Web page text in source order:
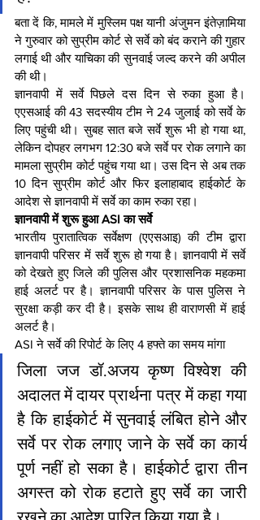
बता दें कि, मामले में मुस्लिम पक्ष यानी अंजुमन इंतेज़ामिया
ने गुरुवार को सुप्रीम कोर्ट से सर्वे को बंद कराने की गुहार
लगाई थी और याचिका की सुनवाई जल्द करने की अपील
की थी।
ज्ञानवापी में सर्वे पिछले दस दिन से रुका हुआ है।
एएसआई की 43 सदस्यीय टीम ने 24 जुलाई को सर्वे के
लिए पहुंची थी। सुबह सात बजे सर्वे शुरू भी हो गया था,
लेकिन दोपहर लगभग 12:30 बजे सर्वे पर रोक लगाने का
मामला सुप्रीम कोर्ट पहुंच गया था। उस दिन से अब तक
10 दिन सुप्रीम कोर्ट और फिर इलाहाबाद हाईकोर्ट के
आदेश से ज्ञानवापी में सर्वे का काम रुका रहा।
ज्ञानवापी में शुरू हुआ ASI का सर्वे
भारतीय पुरातात्विक सर्वेक्षण (एएसआइ) की टीम द्वारा
ज्ञानवापी परिसर में सर्वे शुरू हो गया है। ज्ञानवापी में सर्वे
को देखते हुए जिले की पुलिस और प्रशासनिक महकमा
हाई अलर्ट पर है। ज्ञानवापी परिसर के पास पुलिस ने
सुरक्षा कड़ी कर दी है। इसके साथ ही वाराणसी में हाई
अलर्ट है।
ASI ने सर्वे की रिपोर्ट के लिए 4 हफ्ते का समय मांगा
जिला जज डॉ.अजय कृष्ण विश्वेश की
अदालत में दायर प्रार्थना पत्र में कहा गया
है कि हाईकोर्ट में सुनवाई लंबित होने और
सर्वे पर रोक लगाए जाने के सर्वे का कार्य
पूर्ण नहीं हो सका है। हाईकोर्ट द्वारा तीन
अगस्त को रोक हटाते हुए सर्वे का जारी